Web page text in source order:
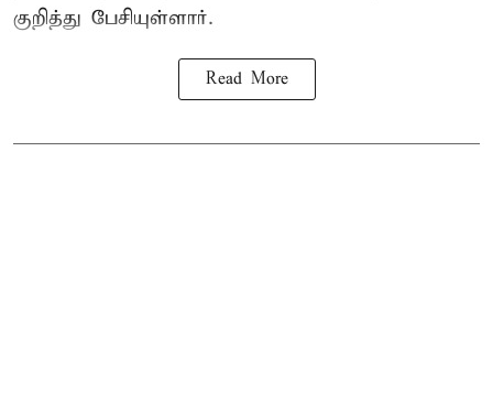
குறித்து பேசியுள்ளார்.
Read More